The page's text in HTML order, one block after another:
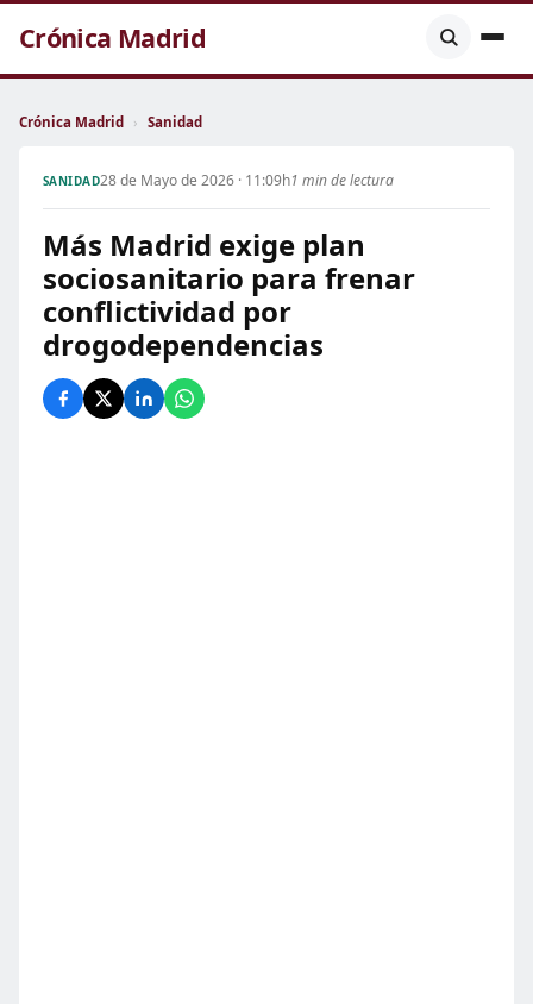
Crónica Madrid
Crónica Madrid › Sanidad
SANIDAD28 de Mayo de 2026 · 11:09h1 min de lectura
Más Madrid exige plan
sociosanitario para frenar
conflictividad por
drogodependencias